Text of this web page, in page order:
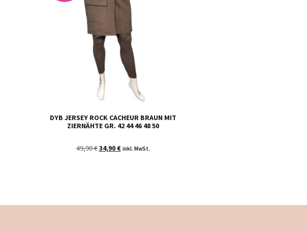
DYB JERSEY ROCK CACHEUR BRAUN MIT
ZIERNÄHTE GR. 42 44 46 48 50
49,90€34,90€ inkl. MwSt.